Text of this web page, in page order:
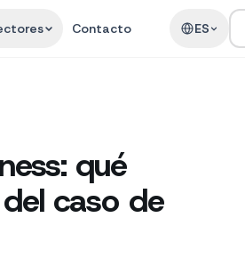
Contacto ES
qué
caso de